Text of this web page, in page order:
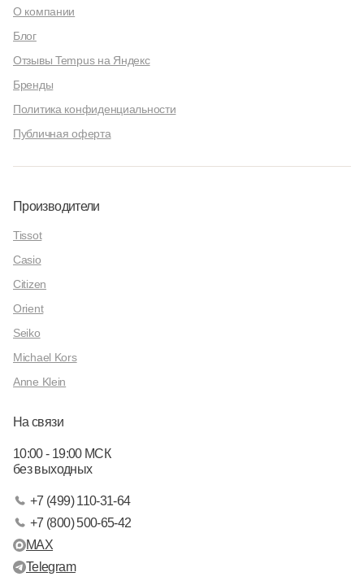
О компании
Блог
Отзывы Tempus на Яндекс
Бренды
Политика конфиденциальности
Публичная оферта
Производители
Tissot
Casio
Citizen
Orient
Seiko
Michael Kors
Anne Klein
На связи
10:00 - 19:00 МСК
без выходных
+7 (499) 110-31-64
+7 (800) 500-65-42
MAX
Telegram